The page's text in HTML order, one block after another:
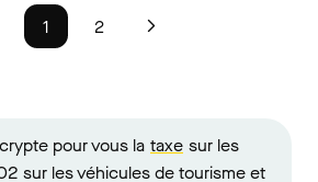
1 2
pour vous la taxe sur les
sur les véhicules de tourisme et